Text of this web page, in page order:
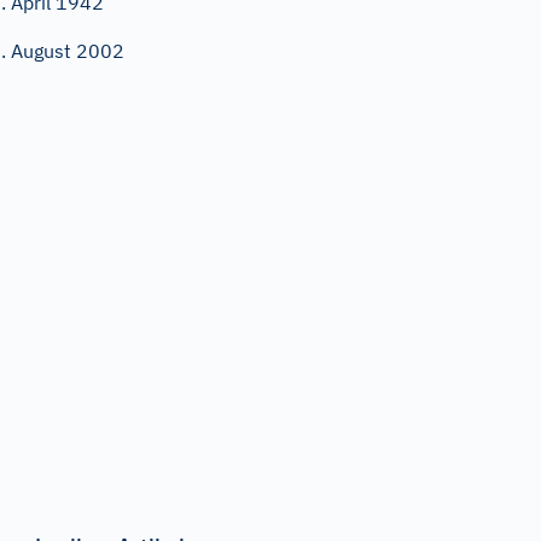
August 2002